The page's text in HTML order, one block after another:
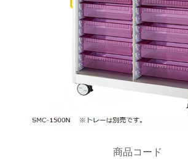
商品コード